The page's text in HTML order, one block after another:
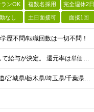
ランOK 複数名採用 完全週休2日
なし 土日面接可 面接1回
歴不問/転職回数は一切不問！
当社では【単価連動型給与】を導入！ 参画案件の契約単価に連動して給与が決定。 還元率は単価の【70％～80％】と東証プライム上場グループとして高水準です！（社会保険料・教育コスト含む） ■関東：月給
【全国47都道府県】に大型プロジェクトあり！ 主要勤務地： 北海道/宮城県/栃木県/埼玉県/千葉県/東京都/神奈川県/愛知県/大阪府/京都府/兵庫県/広島県/福岡県/熊本県 ※勤務エリアは、あなたの